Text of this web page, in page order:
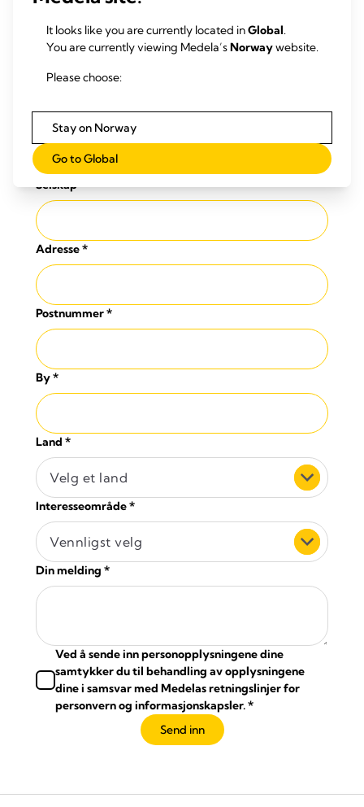
Jobbtittel*
E-postadresse
Selskap*
Adresse*
Postnummer*
By*
Land *
Velg et land
Interesseområde*
Vennligst velg
Din melding *
Ved å sende inn personopplysningene dine
samtykker du til behandling av opplysningene
dine i samsvar med Medelas retningslinjer for
personvern og informasjonskapsler.*
Send inn
It looks like you are currently located inGlobal.
You are currently viewing Medela’sNorwaywebsite.
Please choose:
Stay on Norway
Go to Global